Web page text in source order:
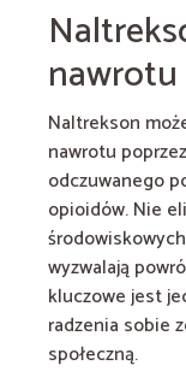
nawrotu
Naltrekson
nawrotu
odczuwanego
opioidów. Nie
wyzwalają
kluczowe jest
radzenia sobie
społeczną.